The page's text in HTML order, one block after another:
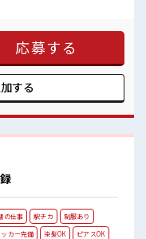
が進んでいるため様々なキ
式の大きな食堂があり！
ッカーも着替え用と現場
1番は最寄駅から徒歩5分と
向かって駅についたら降り
ー・休憩室完備！ #ryo
応募する
する
の仕事 駅チカ
制服あり
ッカー完備 染髪OK
ピアスOK